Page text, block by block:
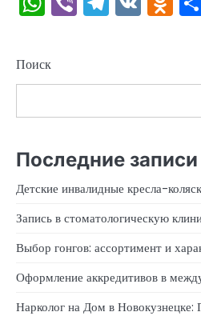
Поиск
Последние записи
Детские инвалидные кресла-
Запись в стоматологическую
Выбор гонгов: ассортимент и
Оформление аккредитивов в
Нарколог на Дом в